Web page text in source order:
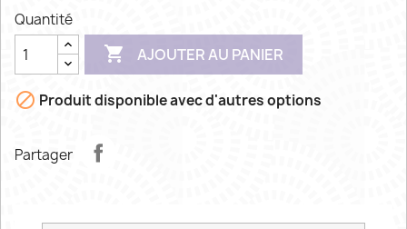
Quantité
 AJOUTER AU PANIER
 Produit disponible avec d'autres options
Partager